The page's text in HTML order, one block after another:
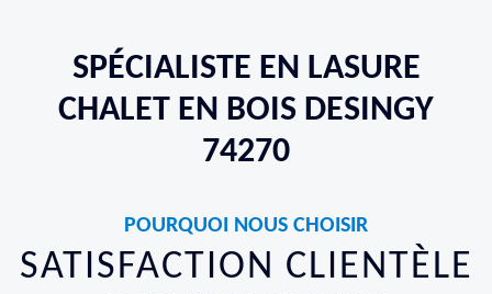
SPÉCIALISTE EN LASURE
CHALET EN BOIS DESINGY
74270
POURQUOI NOUS CHOISIR
SATISFACTION CLIENTÈLE